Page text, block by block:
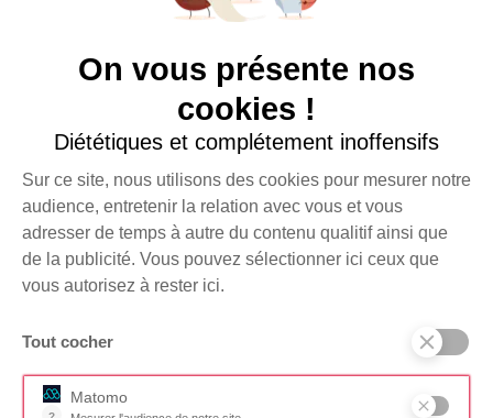
On vous présente nos
cookies !
Diététiques et complétement inoffensifs
Sur ce site, nous utilisons des cookies pour mesurer notre
audience, entretenir la relation avec vous et vous
adresser de temps à autre du contenu qualitif ainsi que
de la publicité. Vous pouvez sélectionner ici ceux que
vous autorisez à rester ici.
Tout cocher
Matomo
RESSOURCES
Foire aux questions
Documents
Bâtiment Wikivillage
8 rue de Srebrenica
75020 Paris
+33 (0)1 44 84 40 99
SUIVEZ-NOUS SUR
Je m'inscris à la
newsletter
JE FAIS UN